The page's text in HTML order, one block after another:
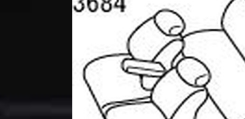
⑨Pink
⑤Dark Brown
⑤Dark Brown
⑤Ivory
⑤Ivory